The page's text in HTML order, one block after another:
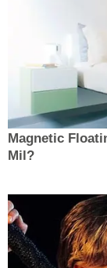
Magnetic
Mil?